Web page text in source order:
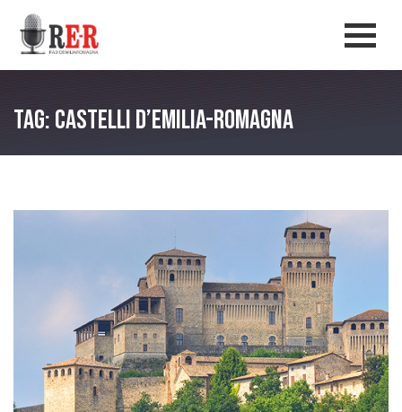
Salta al contenuto principale
Tag: Castelli d’Emilia-Romagna